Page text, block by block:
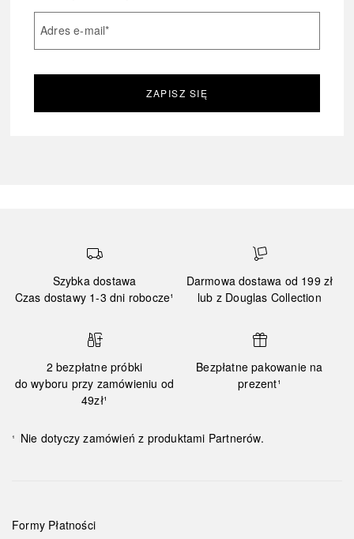
Adres e-mail*
ZAPISZ SIĘ
Szybka dostawa
Czas dostawy 1-3 dni robocze¹
Darmowa dostawa od 199 zł
lub z Douglas Collection
2 bezpłatne próbki
do wyboru przy zamówieniu od
49zł¹
Bezpłatne pakowanie na
prezent¹
¹ Nie dotyczy zamówień z produktami Partnerów.
Formy Płatności